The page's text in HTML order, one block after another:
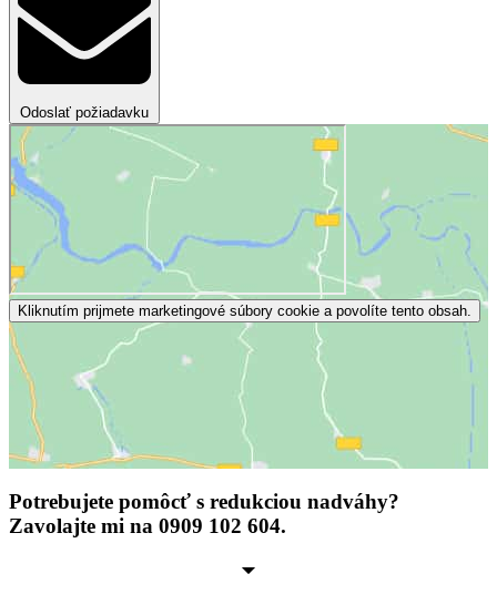
Odoslať požiadavku
Kliknutím prijmete marketingové súbory cookie a povolíte tento obsah.
Potrebujete pomôcť s redukciou nadváhy?
Zavolajte mi na 0909 102 604.